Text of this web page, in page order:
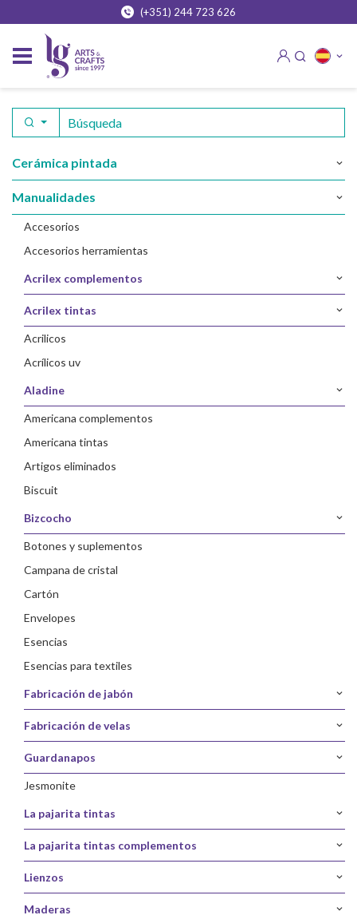
(+351) 244 723 626
cerámica pintada
manualidades
accesorios
accesorios herramientas
acrilex complementos
acrilex tintas
acrilicos
acrílicos uv
aladine
americana complementos
americana tintas
artigos eliminados
biscuit
bizcocho
botones y suplementos
campana de cristal
cartón
envelopes
esencias
esencias para textiles
fabricación de jabón
fabricación de velas
guardanapos
jesmonite
la pajarita tintas
la pajarita tintas complementos
lienzos
maderas